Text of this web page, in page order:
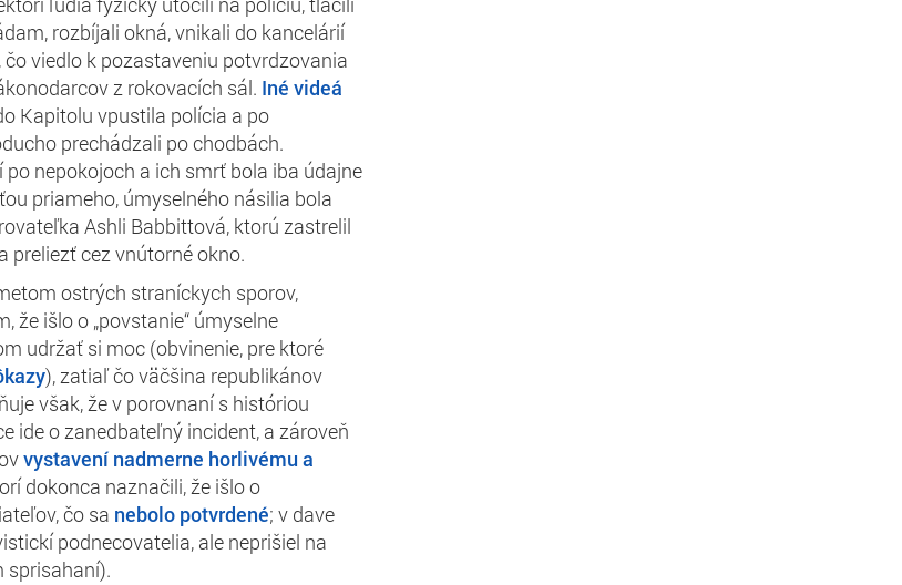
rozbíjali okná, vnikali do kancelárií
viedlo k pozastaveniu potvrdzovania
z rokovacích sál. Iné videá
Kapitolu vpustila polícia a po
prechádzali po chodbách.
po nepokojoch a ich smrť bola iba údajne
priameho, úmyselného násilia bola
Ashli Babbittová, ktorú zastrelil
preliezť cez vnútorné okno.
ostrých straníckych sporov,
že išlo o „povstanie“ úmyselne
udržať si moc (obvinenie, pre ktoré
), zatiaľ čo väčšina republikánov
však, že v porovnaní s históriou
ide o zanedbateľný incident, a zároveň
vystavení nadmerne horlivému a
dokonca naznačili, že išlo o
čo sa nebolo potvrdené; v dave
podnecovatelia, ale neprišiel na
sprisahaní).